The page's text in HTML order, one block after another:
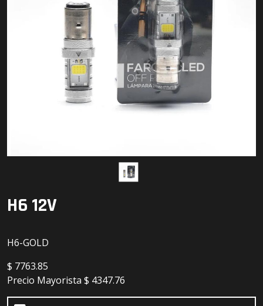
Accesorios y herramientas
Audio
Barras
Detailing
Electrónica
Faros
Lista de Precios
H6 12V
H6-GOLD
$ 7763.85
Precio Mayorista $ 4347.76